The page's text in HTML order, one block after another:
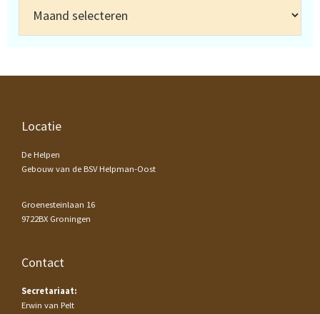
Footer
Locatie
De Helpen
Gebouw van de BSV Helpman-Oost
Groenesteinlaan 16
9722BX Groningen
Contact
Secretariaat:
Erwin van Pelt